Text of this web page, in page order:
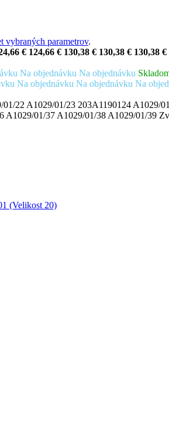
vybraných parametrov.
€ 124,66 € 130,38 € 130,38 € 130,38 €
Na objednávku Na objednávku
Na objednávku Na objednávku Na
01/22 A1029/01/23 203A1190124 A1029/
A1029/01/37 A1029/01/38 A1029/01/39